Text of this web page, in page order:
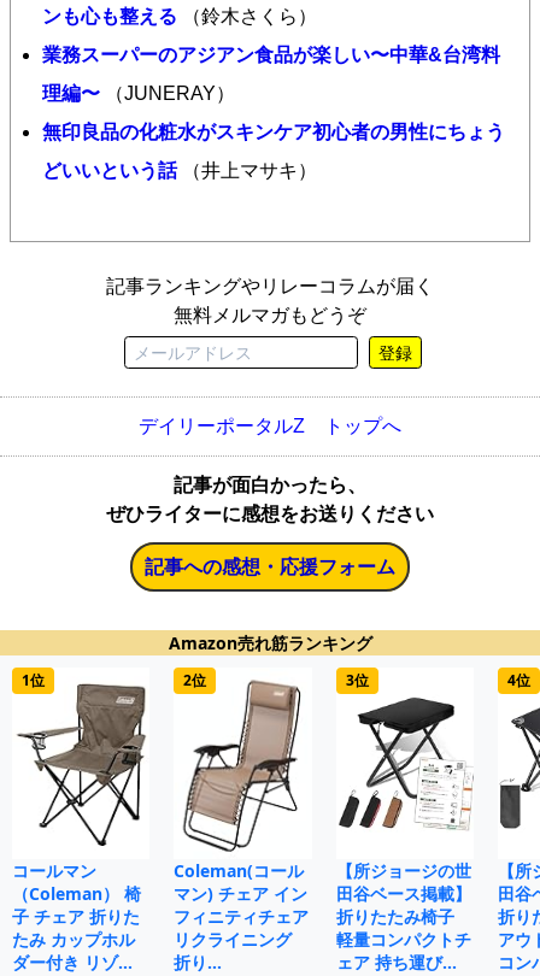
ンも心も整える （鈴木さくら）
業務スーパーのアジアン食品が楽しい〜中華&台湾料
理編〜 （JUNERAY）
無印良品の化粧水がスキンケア初心者の男性にちょう
どいいという話（井上マサキ）
記事ランキングやリレーコラムが届く
無料メルマガもどうぞ
登録
デイリーポータルZ トップへ
記事が面白かったら、
ぜひライターに感想をお送りください
記事への感想・応援フォーム
Amazon売れ筋ランキング
1位
コールマン
（Coleman） 椅
子 チェア 折りた
たみ カップホル
ダー付き リゾ…
2位
Coleman(コール
マン) チェア イン
フィニティチェア
リクライニング
折り…
3位
【所ジョージの世
田谷ベース掲載】
折りたたみ椅子
軽量コンパクトチ
ェア 持ち運び…
4位
【
田谷
折り
アウ
コン